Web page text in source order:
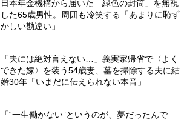
日本年金機構から届いた「緑色の封筒」を無視
した65歳男性。周囲も冷笑する「あまりに恥ず
かしい勘違い」
「夫には絶対言えない…」義実家帰省で〈よく
できた嫁〉を装う54歳妻、墓を掃除する夫に結
婚30年「いまだに伝えられない本音」
「“一生働かない”というのが、夢だったんで